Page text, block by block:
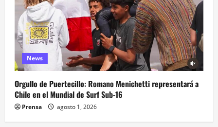
News
Orgullo de Puertecillo: Romano Menichetti representará a
Chile en el Mundial de Surf Sub-16
Prensa agosto 1, 2026